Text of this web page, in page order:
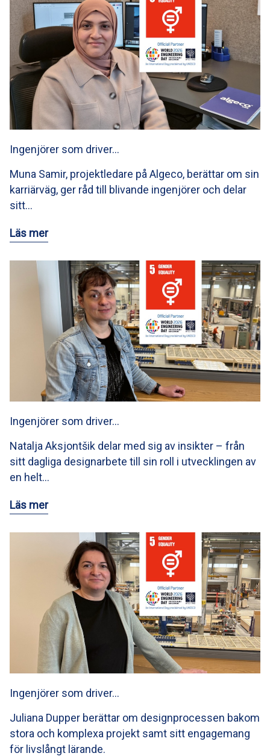
Ingenjörer som driver…
Muna Samir, projektledare på Algeco, berättar om sin
karriärväg, ger råd till blivande ingenjörer och delar
sitt…
Läs mer
Ingenjörer som driver…
Natalja Aksjontšik delar med sig av insikter – från
sitt dagliga designarbete till sin roll i utvecklingen av
en helt…
Läs mer
Ingenjörer som driver…
Juliana Dupper berättar om designprocessen bakom
stora och komplexa projekt samt sitt engagemang
för livslångt lärande.